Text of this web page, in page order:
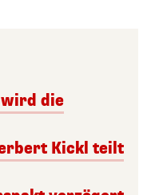
wird die
Kickl teilt